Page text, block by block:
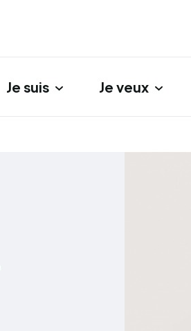
Je suis Je veux